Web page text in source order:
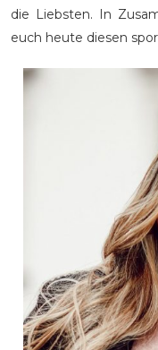
die Liebsten. In
euch heute diesen